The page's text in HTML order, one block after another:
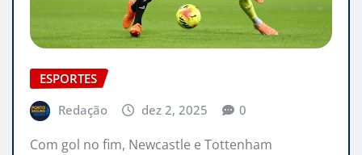
ESPORTES
Redação
dez 2, 2025 0
Com gol no fim, Newcastle e Tottenham